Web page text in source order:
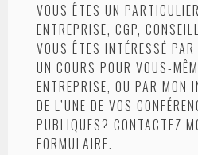
VOUS ÊTES UN
ENTREPRISE, CGP,
VOUS ÊTES INTÉRESSÉ
UN COURS POUR VOUS-
ENTREPRISE, OU PAR MON
DE L’UNE DE VOS
PUBLIQUES? CONTACTEZ
FORMULAIRE.